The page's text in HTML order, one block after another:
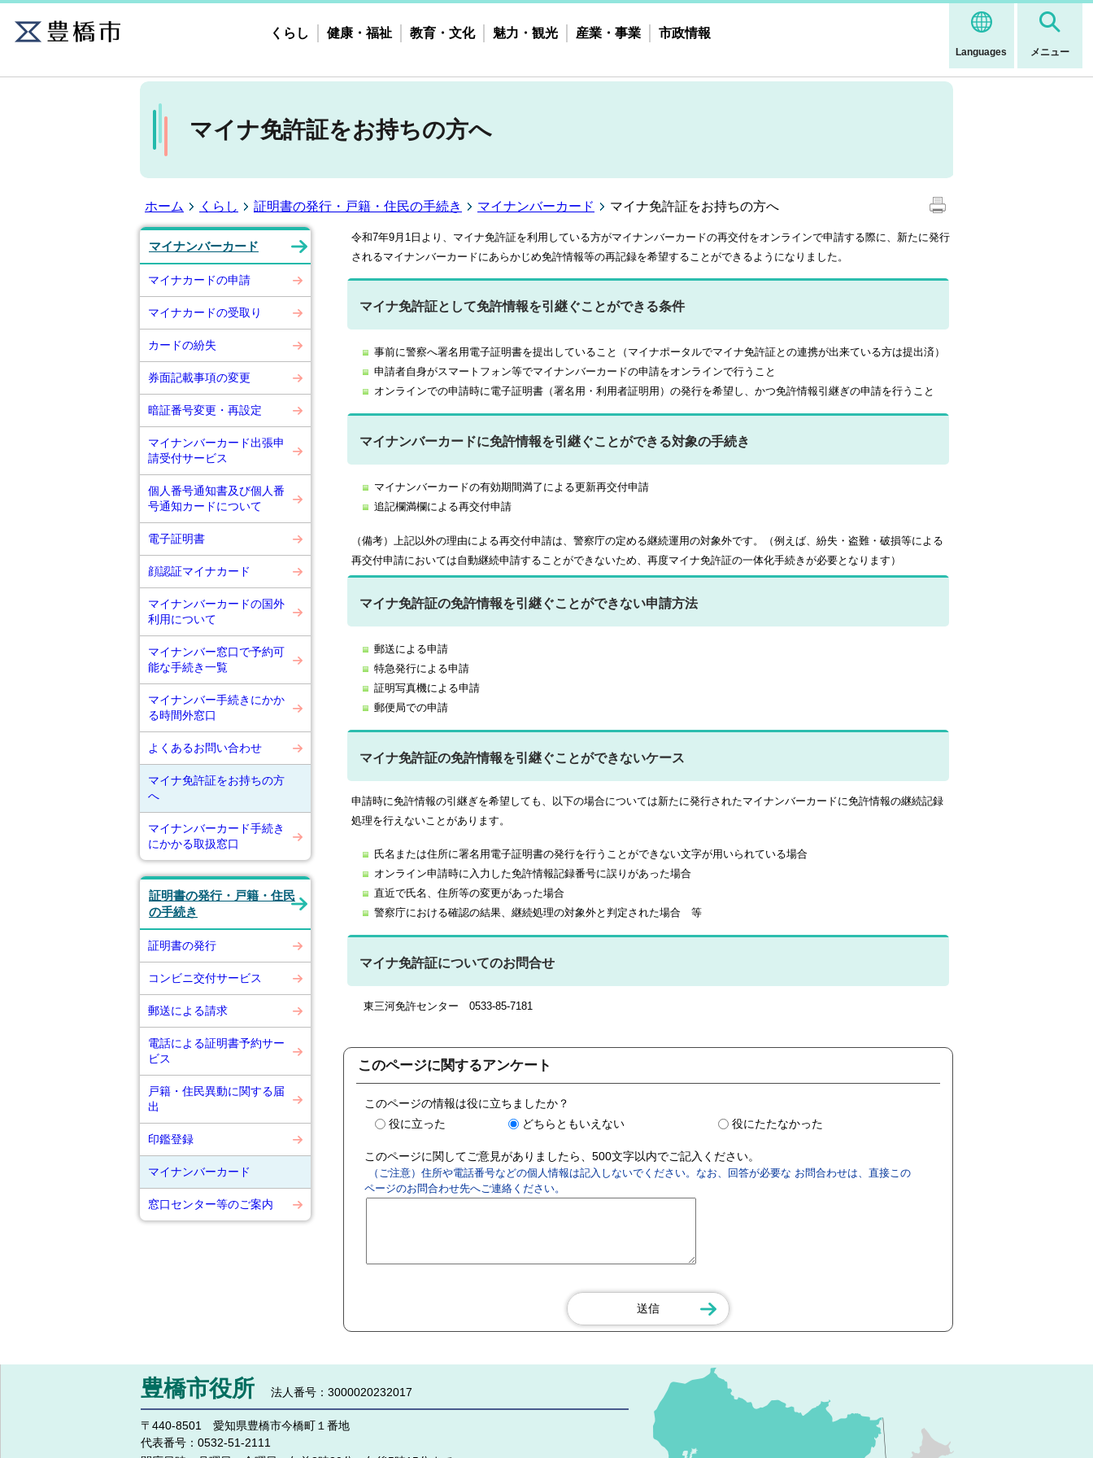
Languages メニュー
くらし 健康・福祉 教育・文化 魅力・観光 産業・事業 市政情報
マイナ免許証をお持ちの方へ
ホーム くらし 証明書の発行・戸籍・住民の手続き マイナンバーカード マイナ免許証をお持ちの方へ
マイナンバーカード
マイナカードの申請
マイナカードの受取り
カードの紛失
券面記載事項の変更
暗証番号変更・再設定
マイナンバーカード出張申
請受付サービス
個人番号通知書及び個人番
号通知カードについて
電子証明書
顔認証マイナカード
マイナンバーカードの国外
利用について
マイナンバー窓口で予約可
能な手続き一覧
マイナンバー手続きにかか
る時間外窓口
よくあるお問い合わせ
マイナ免許証をお持ちの方
へ
マイナンバーカード手続き
にかかる取扱窓口
証明書の発行・戸籍・住民
の手続き
証明書の発行
コンビニ交付サービス
郵送による請求
電話による証明書予約サー
ビス
戸籍・住民異動に関する届
出
印鑑登録
マイナンバーカード
窓口センター等のご案内
令和7年9月1日より、マイナ免許証を利用している方がマイナンバーカードの再交付をオンラインで申請する際に、新たに発行
されるマイナンバーカードにあらかじめ免許情報等の再記録を希望することができるようになりました。
マイナ免許証として免許情報を引継ぐことができる条件
事前に警察へ署名用電子証明書を提出していること（マイナポータルでマイナ免許証との連携が出来ている方は提出済）
申請者自身がスマートフォン等でマイナンバーカードの申請をオンラインで行うこと
オンラインでの申請時に電子証明書（署名用・利用者証明用）の発行を希望し、かつ免許情報引継ぎの申請を行うこと
マイナンバーカードに免許情報を引継ぐことができる対象の手続き
マイナンバーカードの有効期間満了による更新再交付申請
追記欄満欄による再交付申請
（備考）上記以外の理由による再交付申請は、警察庁の定める継続運用の対象外です。（例えば、紛失・盗難・破損等による
再交付申請においては自動継続申請することができないため、再度マイナ免許証の一体化手続きが必要となります）
マイナ免許証の免許情報を引継ぐことができない申請方法
郵送による申請
特急発行による申請
証明写真機による申請
郵便局での申請
マイナ免許証の免許情報を引継ぐことができないケース
申請時に免許情報の引継ぎを希望しても、以下の場合については新たに発行されたマイナンバーカードに免許情報の継続記録
処理を行えないことがあります。
氏名または住所に署名用電子証明書の発行を行うことができない文字が用いられている場合
オンライン申請時に入力した免許情報記録番号に誤りがあった場合
直近で氏名、住所等の変更があった場合
警察庁における確認の結果、継続処理の対象外と判定された場合 等
マイナ免許証についてのお問合せ
東三河免許センター 0533-85-7181
このページに関するアンケート
このページの情報は役に立ちましたか？
役に立った
どちらともいえない 役にたたなかった
このページに関してご意見がありましたら、500文字以内でご記入ください。
（ご注意）住所や電話番号などの個人情報は記入しないでください。なお、回答が必要な お問合わせは、直接この
ページのお問合わせ先へご連絡ください。
豊橋市役所 法人番号：3000020232017
〒440-8501 愛知県豊橋市今橋町１番地
代表番号： 0532-51-2111